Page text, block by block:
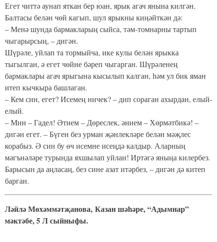
Егет читтә аунап яткан бер юан, ярык агач янына килгән.
Балтасы белән чөй кагып, шул ярыкны киңәйткән дә:
– Менә шунда бармакларың сыйса, тәм-томнарны тартып
чыгарырсың, – дигән.
Шүрәле, уйлап та тормыйча, ике кулы белән ярыкка
тыгылган, ә егет чөйне бәреп чыгарган. Шүрәленең
бармаклары агач ярыгына кысылып калган, һәм ул бик яман
итеп кычкыра башлаган.
– Кем син, егет? Исемең ничек? – дип сораган ахырдан, елый-
елый.
– Мин – Гадел! Әтием – Дөреслек, әнием – Хөрмәтбикә! –
дигән егет. – Бүген без урман җәнлекләре белән мәҗлес
корабыз. Ә син бу өч исемне исеңдә калдыр. Аларның
мәгънәләре турында яхшылап уйлан! Иртәгә яныңа килербез.
Барысын да аңласаң, без сине азат итәрбез, – дигән дә китеп
барган.
Ләйлә Мөхәммәтҗанова, Казан шәһәре, “Адымнар”
мәктәбе, 5 Л сыйныфы.